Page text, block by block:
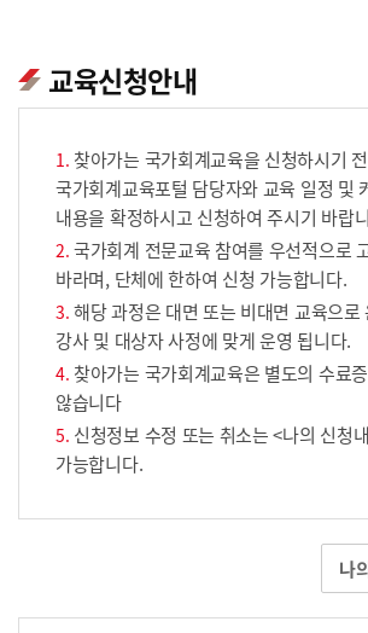
교육신청안내
찾아가는 국가회계교육을 신청하시기
국가회계교육포털 담당자와 교육 일정 및
내용을 확정하시고 신청하여 주시기 바랍
국가회계 전문교육 참여를 우선적으로
바라며, 단체에 한하여 신청 가능합니다.
해당 과정은 대면 또는 비대면 교육으로
강사 및 대상자 사정에 맞게 운영 됩니다.
찾아가는 국가회계교육은 별도의 수료
않습니다
신청정보 수정 또는 취소는 <나의 신청
가능합니다.
나